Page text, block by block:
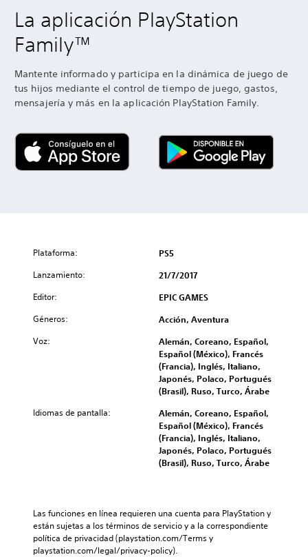
La aplicación PlayStation
Family™
Mantente informado y participa en la dinámica de juego de
tus hijos mediante el control de tiempo de juego, gastos,
mensajería y más en la aplicación PlayStation Family.
Plataforma: PS5
Lanzamiento: 21/7/2017
Editor: EPIC GAMES
Géneros: Acción, Aventura
Voz:
Alemán, Coreano, Español,
Español (México), Francés
(Francia), Inglés, Italiano,
Japonés, Polaco, Portugués
(Brasil), Ruso, Turco, Árabe
Idiomas de pantalla:
Alemán, Coreano, Español,
Español (México), Francés
(Francia), Inglés, Italiano,
Japonés, Polaco, Portugués
(Brasil), Ruso, Turco, Árabe
Las funciones en línea requieren una cuenta para PlayStation y
están sujetas a los términos de servicio y a la correspondiente
política de privacidad (playstation.com/Terms y
playstation.com/legal/privacy-policy).